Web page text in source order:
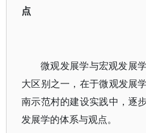
点
微观发展学与宏观发展
大区别之一，在于微观发展
南示范村的建设实践中，逐
发展学的体系与观点。